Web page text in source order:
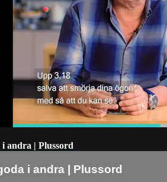
andra | Plussord
i andra | Plussord